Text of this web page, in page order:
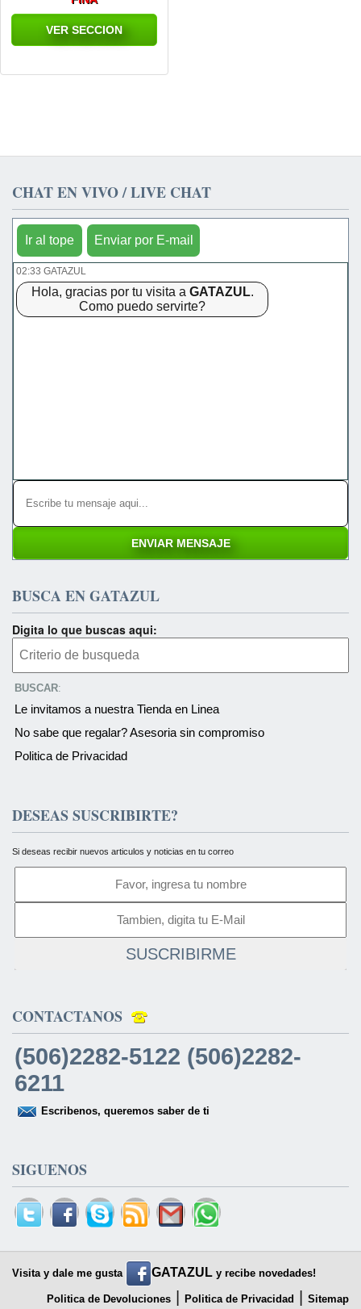
VER SECCION
CHAT EN VIVO / LIVE CHAT
Ir al tope Enviar por E-mail
02:33 GATAZUL
Hola, gracias por tu visita a GATAZUL.
Como puedo servirte?
BUSCA EN GATAZUL
Digita lo que buscas aqui:
BUSCAR:
Le invitamos a nuestra Tienda en Linea
No sabe que regalar? Asesoria sin compromiso
Politica de Privacidad
DESEAS SUSCRIBIRTE?
Si deseas recibir nuevos articulos y noticias en tu correo
SUSCRIBIRME
CONTACTANOS
(506)2282-5122 (506)2282-
6211
Escribenos, queremos saber de ti
SIGUENOS
Visita y dale me gusta GATAZUL y recibe novedades!
Politica de Devoluciones Politica de Privacidad Sitemap